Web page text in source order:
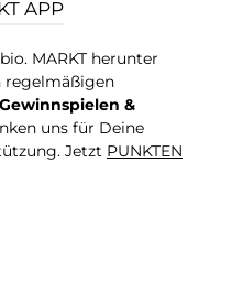
APP
MARKT herunter
regelmäßigen
&
uns für Deine
Jetzt PUNKTEN